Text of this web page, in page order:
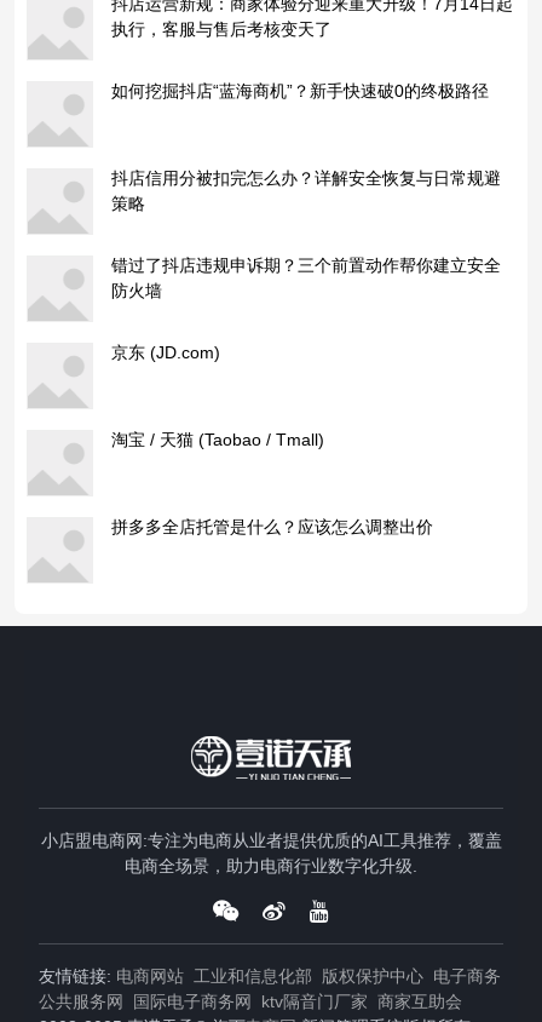
执行，客服与售后考核变天了
如何挖掘抖店“蓝海商机”？新手快速破0的终极路径
抖店信用分被扣完怎么办？详解安全恢复与日常规避
策略
错过了抖店违规申诉期？三个前置动作帮你建立安全
防火墙
京东 (JD.com)
淘宝 / 天猫 (Taobao / Tmall)
拼多多全店托管是什么？应该怎么调整出价
小店盟电商网:专注为电商从业者提供优质的AI工具推荐，覆盖
电商全场景，助力电商行业数字化升级.
友情链接: 电商网站 工业和信息化部 版权保护中心 电子商务
公共服务网
国际电子商务网 ktv隔音门厂家 商家互助会